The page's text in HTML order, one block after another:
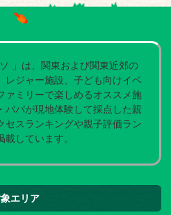
」は、関東および関東近郊の
レジャー施設、子ども向けイベ
ァミリーで楽しめるオススメ施
パパが現地体験して採点した親
セスランキングや親子評価ラン
載しています。
エリア